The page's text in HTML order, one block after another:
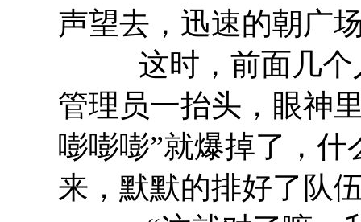
声望去，迅速的朝广
这时，前面几个人
管理员一抬头，眼神
嘭嘭嘭”就爆掉了，
来，默默的排好了队